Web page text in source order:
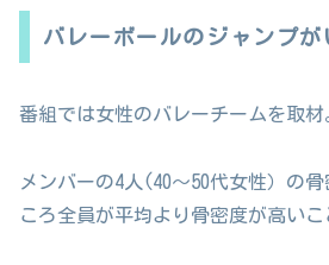
バレーボールのジャンプが
番組では女性のバレーチームを取材
メンバーの4人(40〜50代女性）の
ころ全員が平均より骨密度が高いこ